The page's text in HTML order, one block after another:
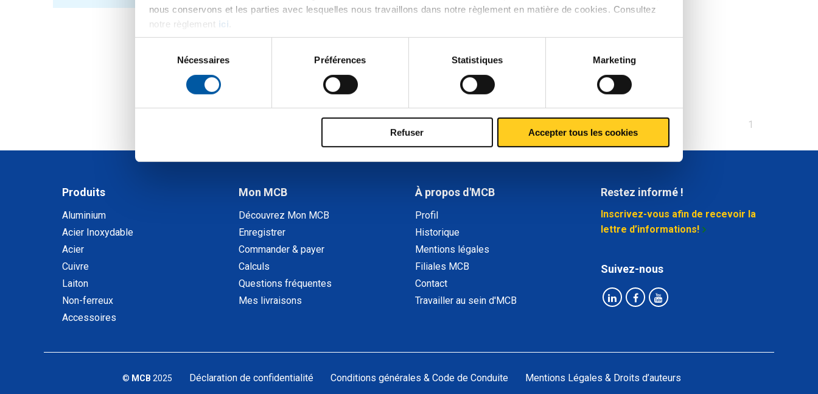
nous conservons et les parties avec lesquelles nous travaillons dans notre règlement en matière de cookies. Consultez
notre règlement ici
consentement
Nécessaires Préférences Statistiques Marketing
Refuser Accepter tous les cookies
Selectionner la dimension
Selectionner la dimension
Vous
1
Produits
Aluminium
Acier Inoxydable
Acier
Cuivre
Laiton
Non-ferreux
Accessoires
Mon MCB
Découvrez Mon MCB
Enregistrer
Commander & payer
Calculs
Questions fréquentes
Mes livraisons
À propos d'MCB
Profil
Historique
Mentions légales
Filiales MCB
Contact
Travailler au sein d'MCB
Restez informé !
Inscrivez-vous afin de recevoir la
lettre d’informations!
Suivez-nous
© MCB 2025 Déclaration de confidentialité Conditions générales & Code de Conduite Mentions Légales & Droits d’auteurs